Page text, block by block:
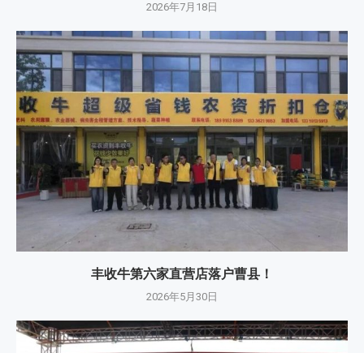
2026年7月18日
丰收牛第六家直营店落户曹县！
2026年5月30日